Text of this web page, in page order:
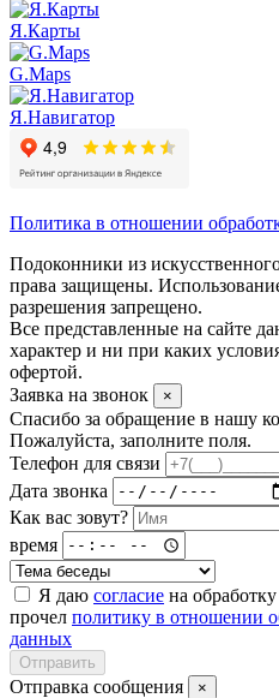
Я.Карты
G.Maps
Я.Навигатор
Политика в отношении
Подоконники из
права защищены.
разрешения запрещено.
Все представленные на сайте
характер и ни при каких
офертой.
Заявка на звонок
×
Спасибо за обращение в нашу
Пожалуйста, заполните поля.
Телефон для связи
Дата звонка
Как вас зовут?
время
Я даю согласие на
прочел политику в отношении
данных
Отправить
Отправка сообщения ×